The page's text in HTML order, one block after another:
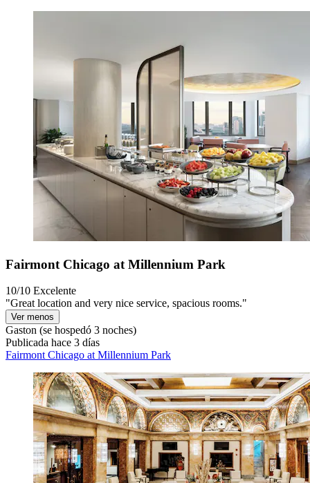
Fairmont Chicago at Millennium Park
10/10 Excelente
"Great location and very nice service, spacious rooms."
Ver menos
Gaston (se hospedó 3 noches)
Publicada hace 3 días
Fairmont Chicago at Millennium Park